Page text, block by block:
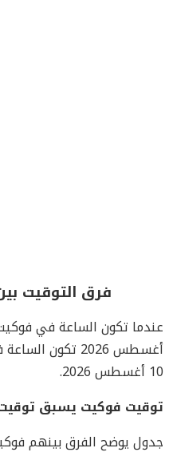
فرق التوقيت
عندما تكون الساعة في
أغسطس 2026 تكون الساعة في نيويورك
10 أغسطس 2026.
توقيت فوكيت يسبق توقيت
جدول يوضح الفرق بينهم